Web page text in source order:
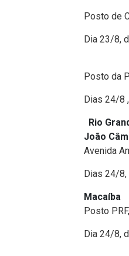
Posto de
Dia 23/8,
Posto da
Dias 24/8
Rio
João
Avenida
Dias 24/
Posto
Dia 24/8,